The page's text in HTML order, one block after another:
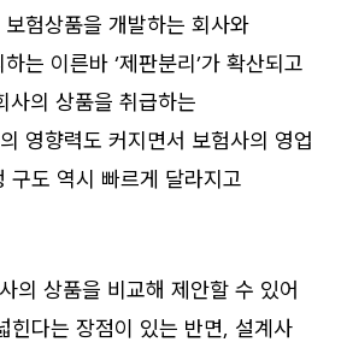
험상품을 개발하는 회사와
는 이른바 ‘제판분리’가 확산되고
사의 상품을 취급하는
영향력도 커지면서 보험사의 영업
구도 역시 빠르게 달라지고
의 상품을 비교해 제안할 수 있어
힌다는 장점이 있는 반면, 설계사